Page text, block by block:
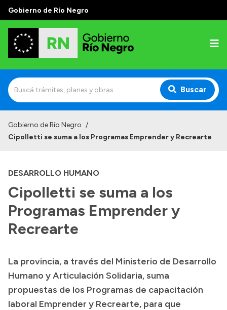
Gobierno de Río Negro
Buscar
Discursos en la Legislatura
Casa de Gobierno
Historia
Geografía
Invertí en Río Negro
Gobierno de Río Negro /
Cipolletti se suma a los Programas Emprender y Recrearte
DESARROLLO HUMANO
Cipolletti se suma a los
Programas Emprender y
Recrearte
La provincia, a través del Ministerio de Desarrollo
Humano y Articulación Solidaria, suma
propuestas de los Programas de capacitación
laboral Emprender y Recrearte, para que